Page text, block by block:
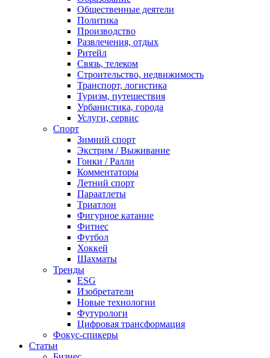
Общественные деятели
Политика
Производство
Развлечения, отдых
Ритейл
Связь, телеком
Строительство, недвижимость
Транспорт, логистика
Туризм, путешествия
Урбанистика, города
Услуги, сервис
Спорт
Зимний спорт
Экстрим / Выживание
Гонки / Ралли
Комментаторы
Летний спорт
Параатлеты
Триатлон
Фигурное катание
Фитнес
Футбол
Хоккей
Шахматы
Тренды
ESG
Изобретатели
Новые технологии
Футурологи
Цифровая трансформация
Фокус-спикеры
Статьи